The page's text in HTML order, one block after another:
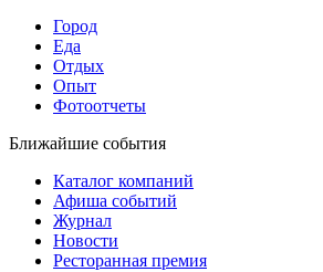
Город
Еда
Отдых
Опыт
Фотоотчеты
Ближайшие события
Каталог компаний
Афиша событий
Журнал
Новости
Ресторанная премия